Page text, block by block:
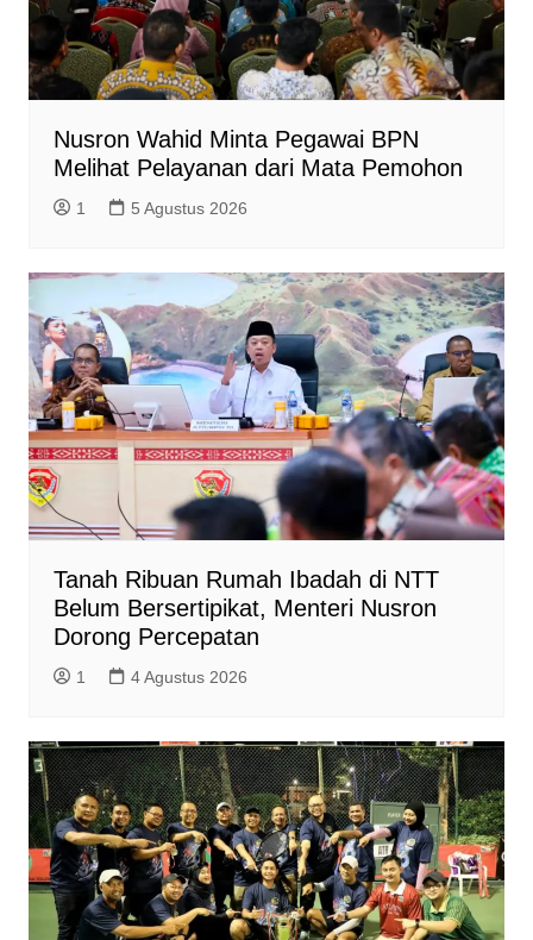
Nusron Wahid Minta Pegawai BPN
Melihat Pelayanan dari Mata Pemohon
1 5 Agustus 2026
Tanah Ribuan Rumah Ibadah di NTT
Belum Bersertipikat, Menteri Nusron
Dorong Percepatan
1 4 Agustus 2026